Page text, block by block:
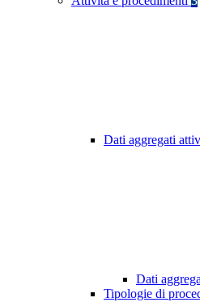
Dati aggregati
Dati
Tipologie di